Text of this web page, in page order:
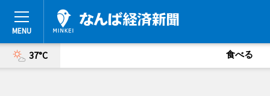
37°C 食べる